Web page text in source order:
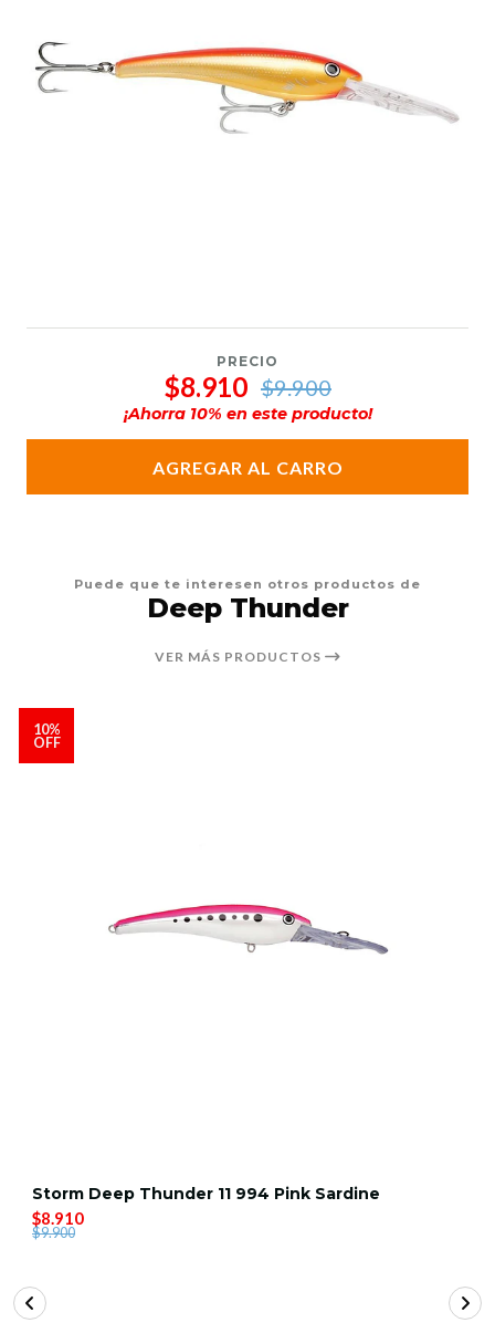
PRECIO
$8.910 $9.900
¡Ahorra 10% en este producto!
AGREGAR AL CARRO
Puede que te interesen otros productos de
Deep Thunder
VER MÁS PRODUCTOS
10%
OFF
Storm Deep Thunder 11 994 Pink Sardine
$8.910
$9.900